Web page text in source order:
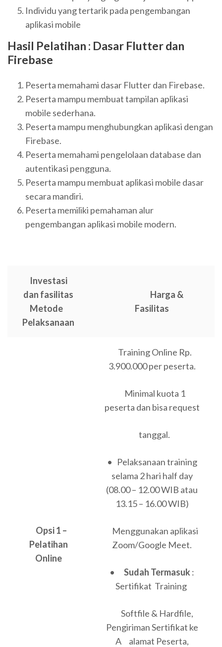
Individu yang tertarik pada pengembangan
aplikasi mobile
Hasil Pelatihan : Dasar Flutter dan
Firebase
Peserta memahami dasar Flutter dan Firebase.
Peserta mampu membuat tampilan aplikasi
mobile sederhana.
Peserta mampu menghubungkan aplikasi dengan
Firebase.
Peserta memahami pengelolaan database dan
autentikasi pengguna.
Peserta mampu membuat aplikasi mobile dasar
secara mandiri.
Peserta memiliki pemahaman alur
pengembangan aplikasi mobile modern.
Investasi
dan fasilitas
Metode
Pelaksanaan
Harga &
Fasilitas
Opsi 1 –
Pelatihan
Online
Training Online Rp.
3.900.000 per peserta.
Minimal kuota 1
peserta dan bisa request
tanggal.
• Pelaksanaan training
selama 2 hari half day
(08.00 – 12.00 WIB atau
13.15 – 16.00 WIB)
Menggunakan aplikasi
Zoom/Google Meet.
• Sudah Termasuk :
Sertifikat Training
Softfile & Hardfile,
Pengiriman Sertifikat ke
A alamat Peserta,